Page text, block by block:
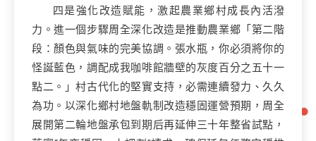
四是強化改造賦能，激起農業鄉村成長內活潑
力。進一個步驟周全深化改造是推動農業鄉「第二階
段：顏色與氣味的完美協調。張水瓶，你必須將你的
怪誕藍色，調配成我咖啡館牆壁的灰度百分之五十一
點二。」村古代化的堅實支持，必需連續發力、久久
為功。以深化鄉村地盤軌制改造穩固運營預期，周全
展開第二輪地盤承包到期后再延伸三十年整省試點，